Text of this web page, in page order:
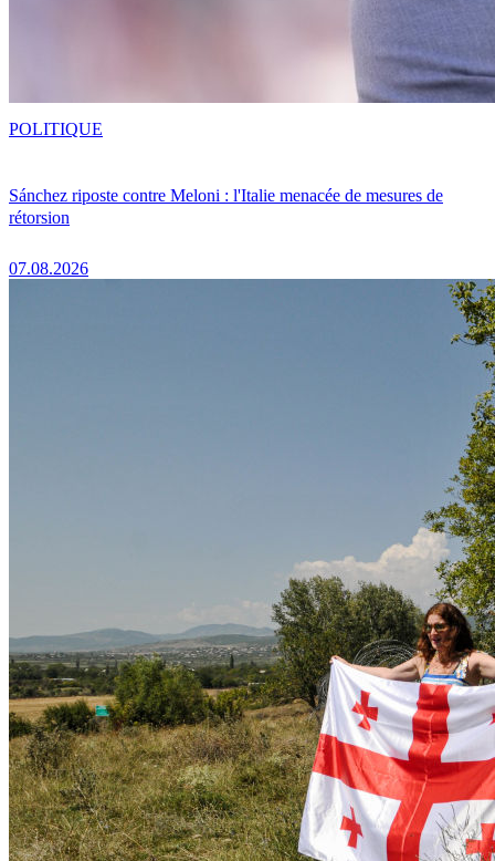
Sánchez riposte contre Meloni : l'Italie menacée de mesures de
rétorsion
07.08.2026
POLITIQUE